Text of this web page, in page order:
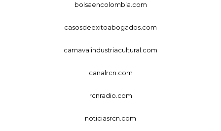
bolsaencolombia.com
casosdeexitoabogados.com
carnavalindustriacultural.com
canalrcn.com
rcnradio.com
noticiasrcn.com